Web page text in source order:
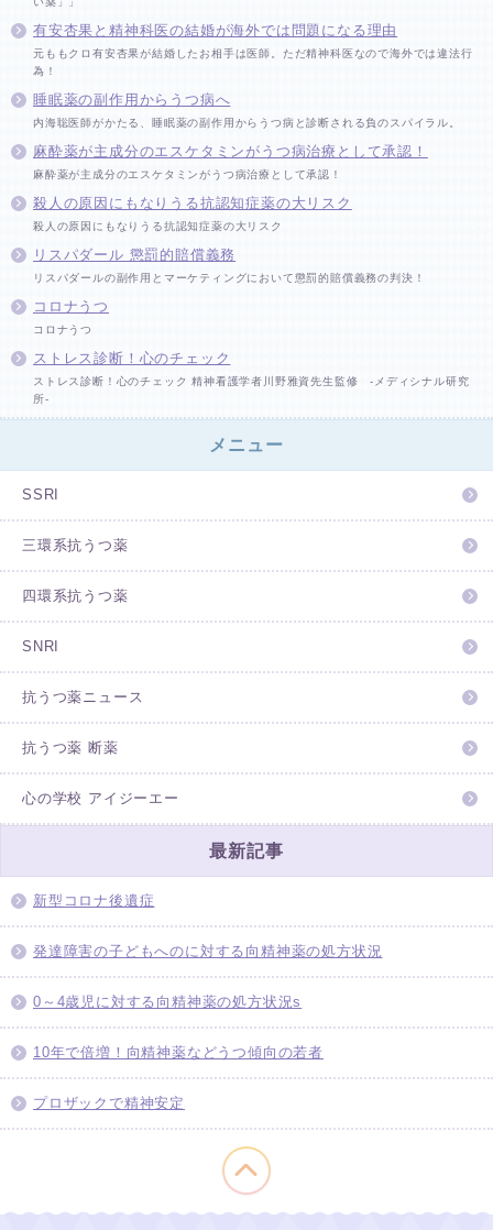
有安杏果と精神科医の結婚が海外では問題になる理由
元ももクロ有安杏果が結婚したお相手は医師。ただ精神科医なので海外では違法行
為！
睡眠薬の副作用からうつ病へ
内海聡医師がかたる、睡眠薬の副作用からうつ病と診断される負のスパイラル。
麻酔薬が主成分のエスケタミンがうつ病治療として承認！
麻酔薬が主成分のエスケタミンがうつ病治療として承認！
殺人の原因にもなりうる抗認知症薬の大リスク
殺人の原因にもなりうる抗認知症薬の大リスク
リスパダール 懲罰的賠償義務
リスパダールの副作用とマーケティングにおいて懲罰的賠償義務の判決！
コロナうつ
コロナうつ
ストレス診断！心のチェック
ストレス診断！心のチェック 精神看護学者川野雅資先生監修 -メディシナル研究
所-
メニュー
SSRI
三環系抗うつ薬
四環系抗うつ薬
SNRI
抗うつ薬ニュース
抗うつ薬 断薬
心の学校 アイジーエー
最新記事
新型コロナ後遺症
発達障害の子どもへのに対する向精神薬の処方状況
0～4歳児に対する向精神薬の処方状況s
10年で倍増！向精神薬などうつ傾向の若者
プロザックで精神安定